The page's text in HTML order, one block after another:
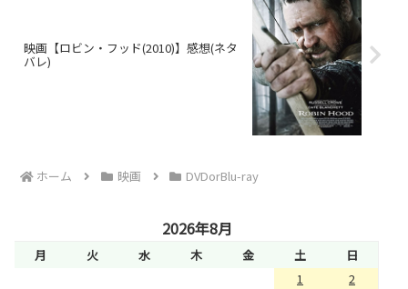
映画【ロビン・フッド(2010)】感想(ネタ
バレ)
ホーム 映画 DVDorBlu-ray
2026年8月
月 火 水 木 金 土
日
1
2